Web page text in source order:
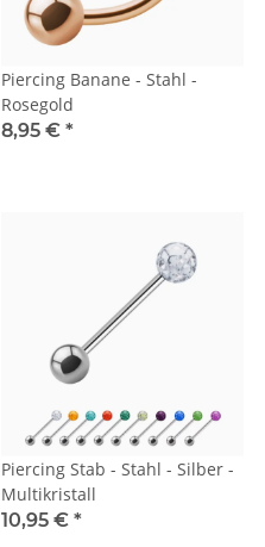
Piercing Banane - Stahl -
Rosegold
8,95 € *
Piercing Stab - Stahl - Silber -
Multikristall
10,95 € *